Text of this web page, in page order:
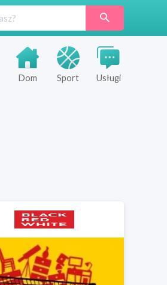
Dom Sport Usługi